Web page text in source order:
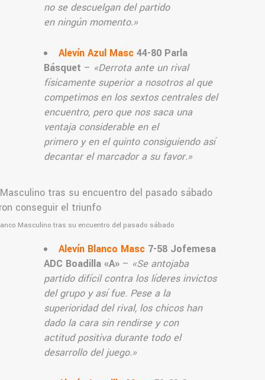
no se descuelgan del partido
en ningún momento.»
Alevín Azul Masc 44-80 Parla
Básquet – «Derrota ante un rival
físicamente superior a nosotros al que
competimos en los sextos centrales del
encuentro, pero que nos saca una
ventaja considerable en el
primero y en el quinto consiguiendo así
decantar el marcador a su favor.»
Masculino tras su encuentro del pasado sábado
Alevín Blanco Masc 7-58 Jofemesa
ADC Boadilla «A» – «Se antojaba
partido difícil contra los líderes invictos
del grupo y así fue. Pese a la
superioridad del rival, los chicos han
dado la cara sin rendirse y con
actitud positiva durante todo el
desarrollo del juego.»